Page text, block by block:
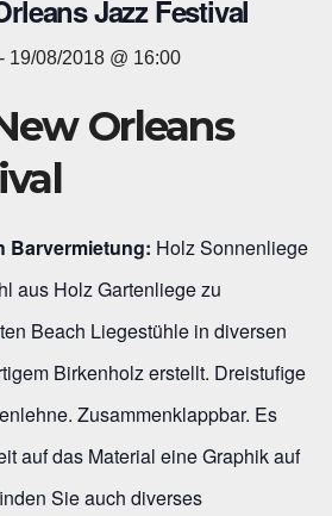
Jazz Festival
- 19/08/2018 @ 16:00
Orleans
Barvermietung: Holz Sonnenliege
aus Holz Gartenliege zu
Beach Liegestühle in diversen
Birkenholz erstellt. Dreistufige
Zusammenklappbar. Es
auf das Material eine Graphik auf
Sie auch diverses